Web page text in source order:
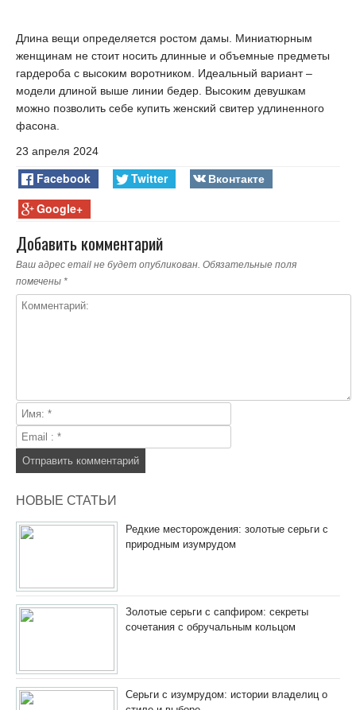
Длина вещи определяется ростом дамы. Миниатюрным
женщинам не стоит носить длинные и объемные предметы
гардероба с высоким воротником. Идеальный вариант –
модели длиной выше линии бедер. Высоким девушкам
можно позволить себе купить женский свитер удлиненного
фасона.
23 апреля 2024
Facebook Twitter
Вконтакте
Google+
Добавить комментарий
Ваш адрес email не будет опубликован. Обязательные поля
помечены *
НОВЫЕ СТАТЬИ
Редкие месторождения: золотые серьги с
природным изумрудом
Золотые серьги с сапфиром: секреты
сочетания с обручальным кольцом
Серьги с изумрудом: истории владелиц о